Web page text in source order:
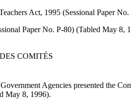
Act, 1995 (Sessional Paper
Paper No. P-80) (Tabled May 8,
COMITÉS
Agencies presented the
May 8, 1996).